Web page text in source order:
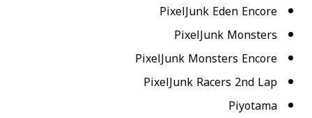
PixelJunk Eden Encore
PixelJunk Monsters
PixelJunk Monsters Encore
PixelJunk Racers 2nd Lap
Piyotama